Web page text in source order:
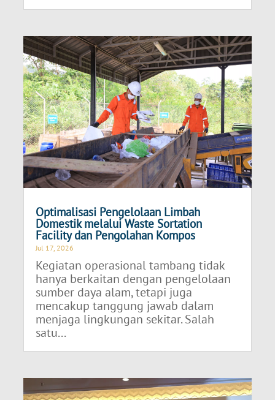
Optimalisasi Pengelolaan Limbah
Domestik melalui Waste Sortation
Facility dan Pengolahan Kompos
Jul 17, 2026
Kegiatan operasional tambang tidak
hanya berkaitan dengan pengelolaan
sumber daya alam, tetapi juga
mencakup tanggung jawab dalam
menjaga lingkungan sekitar. Salah
satu...